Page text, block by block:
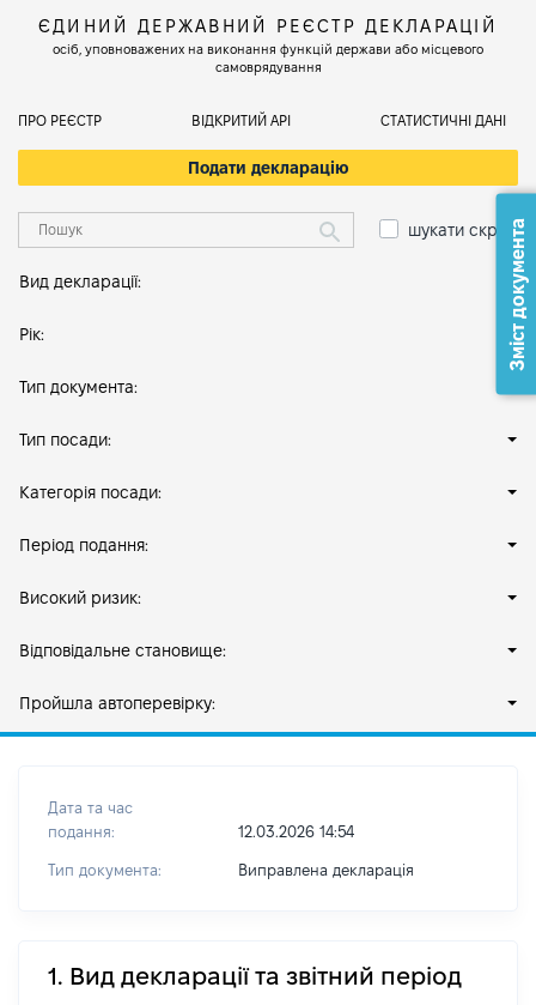
ЄДИНИЙ ДЕРЖАВНИЙ РЕЄСТР ДЕКЛАРАЦІЙ
осіб, уповноважених на виконання функцій держави або місцевого
самоврядування
ПРО РЕЄСТР ВІДКРИТИЙ АРІ СТАТИСТИЧНІ ДАНІ
Подати декларацію
шукати скрізь
Вид декларації:
Рік:
Тип документа:
Тип посади:
Категорія посади:
Період подання:
Високий ризик:
Відповідальне становище:
Пройшла автоперевірку:
Дата та час
подання:
12.03.2026 14:54
Тип документа: Виправлена декларація
1. Вид декларації та звітний період
Зміст документа